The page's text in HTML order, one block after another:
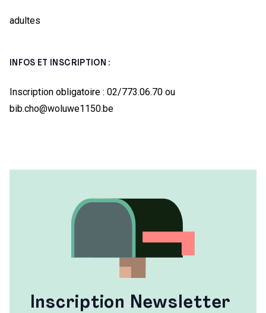
adultes
INFOS ET INSCRIPTION :
Inscription obligatoire : 02/773.06.70 ou
bib.cho@woluwe1150.be
Inscription Newsletter